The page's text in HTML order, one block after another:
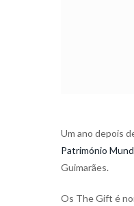
Um ano depois
Património
Guimarães.
Os The Gift é